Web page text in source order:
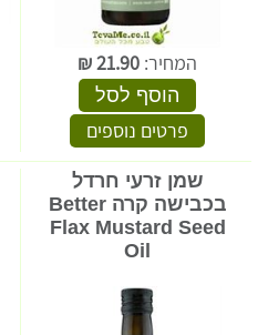
המחיר: 21.90
₪
הוסף לסל
פרטים נוספים
שמן זרעי חרדל
בכבישה קרה Better
Flax Mustard Seed
Oil